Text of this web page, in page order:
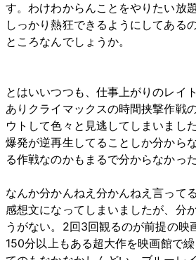
す。わけわからんことをやりたい放
しっかり熱狂できるようにしてある
ところなんでしょうか。
とはいいつつも、仕事上がりのレイ
ありクライマックスの時間挟撃作戦
ウトして色々と見逃してしまいまし
爆発が逆再生してることしか分から
る作戦なのかもまるで分からなかった
なんか分かんねえ分かんねえ言って
感想文になってしまいましたが、分
うがない。2回3回観るのが前提の映
150分以上もある超大作を映画館で